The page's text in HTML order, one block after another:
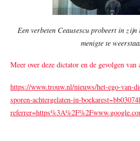
Een verbeten Ceausescu probeert in zijn
menigte te
Meer over deze dictator en de gevolgen
https://www.trouw.nl/nieuws/het-ego-van-
sporen-achtergelaten-in-